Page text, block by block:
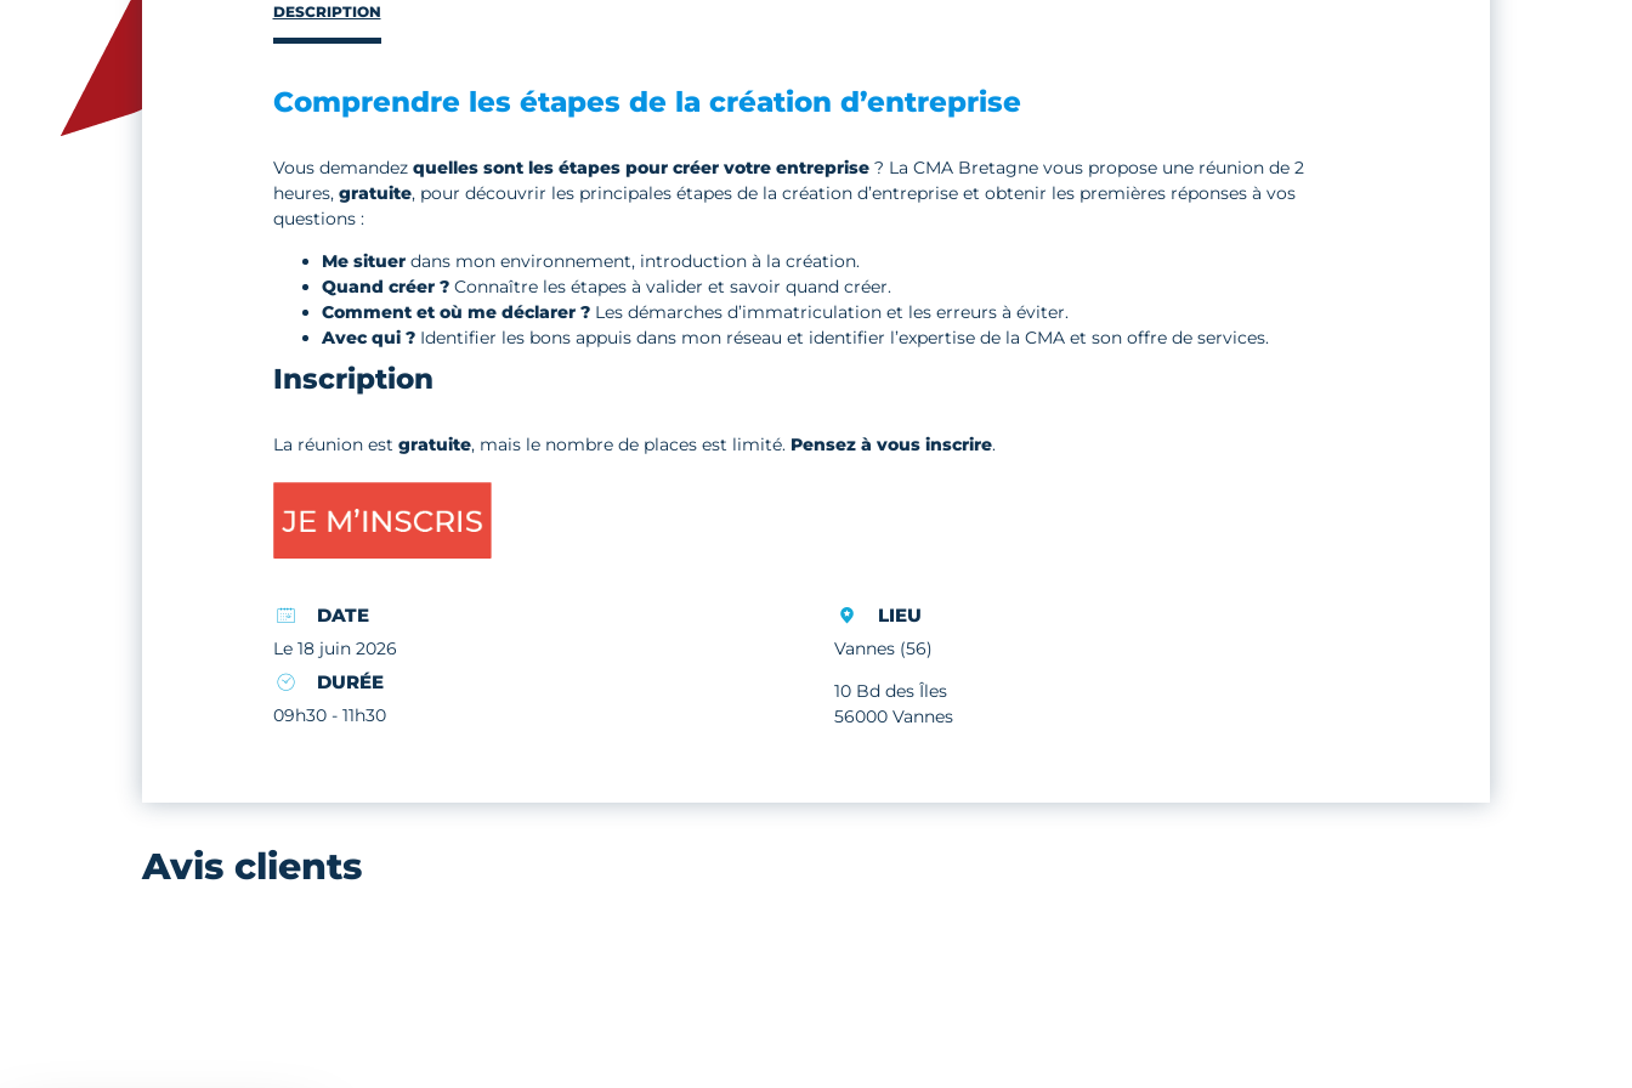
DESCRIPTION
Comprendre les étapes de la création d’entreprise
Vous demandez quelles sont les étapes pour créer votre entreprise? La CMA Bretagne vous propose une réunion de 2
heures, gratuite, pour découvrir les principales étapes de la création d’entreprise et obtenir les premières réponses à vos
questions :
Me situerdans mon environnement, introduction à la création.
Quand créer ?Connaître les étapes à valider et savoir quand créer.
Comment et où me déclarer ?Les démarches d’immatriculation et les erreurs à éviter.
Avec qui ?Identifier les bons appuis dans mon réseau et identifier l’expertise de la CMA et son offre de services.
Inscription
La réunion est gratuite, mais le nombre de places est limité. Pensez à vous inscrire.
DATE
Le 18 juin 2026
DURÉE
09h30 - 11h30
LIEU
Vannes (56)
10 Bd des Îles
56000 Vannes
Avis clients